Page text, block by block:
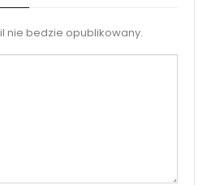
nie bedzie opublikowany.